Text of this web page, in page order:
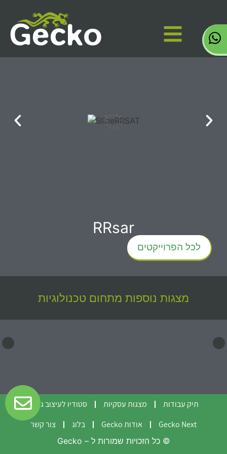
RRsar
לכל הפרוייקטים
מצגות נוספות מתחום טכנולוגיות
תיק עבודות מצגות עסקיות
סטודיו לעיצוב גרפי
Gecko Next
אודות Gecko בלוג צור קשר
© כל הזכויות שמורות ל – Gecko